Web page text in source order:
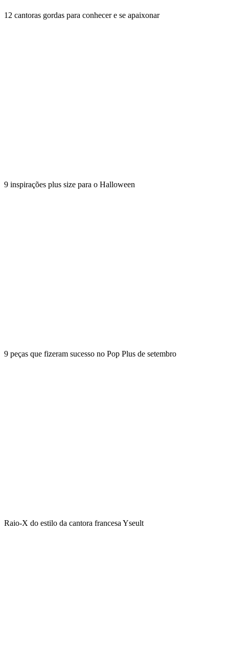
12 cantoras gordas para conhecer e se apaixonar
9 inspirações plus size para o Halloween
9 peças que fizeram sucesso no Pop Plus de setembro
Raio-X do estilo da cantora francesa Yseult